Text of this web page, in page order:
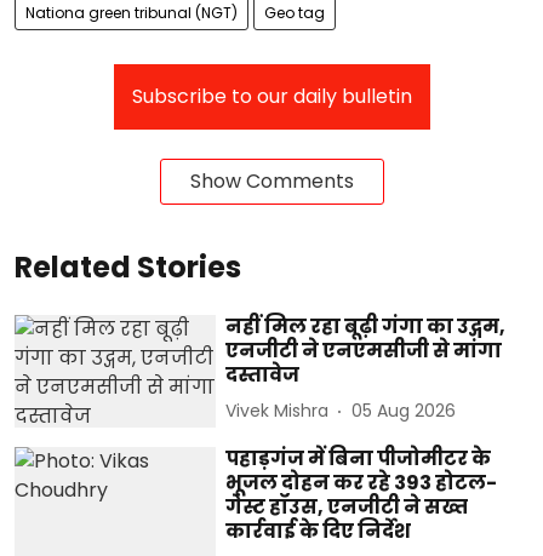
Nationa green tribunal (NGT) Geo tag
Subscribe to our daily bulletin
Show Comments
Related Stories
नहीं मिल रहा बूढ़ी गंगा का उद्गम,
एनजीटी ने एनएमसीजी से मांगा
दस्तावेज
Vivek Mishra 05 Aug 2026
पहाड़गंज में बिना पीजोमीटर के
भूजल दोहन कर रहे 393 होटल-
गेस्ट हॉउस, एनजीटी ने सख्त
कार्रवाई के दिए निर्देश